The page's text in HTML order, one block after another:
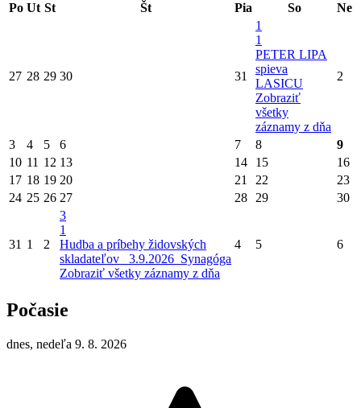
Po Ut St Št Pia So Ne
27 28 29 30 31
1
1
PETER LIPA
spieva
LASICU
Zobraziť
všetky
záznamy z dňa
2
3 4 5 6 7 8
9
10 11 12 13 14 15
16
17 18 19 20 21 22
23
24 25 26 27 28 29 30
31 1 2
3
1
Hudba a príbehy židovských
skladateľov_ 3.9.2026_Synagóga
Zobraziť všetky záznamy z dňa
4 5 6
Počasie
dnes, nedeľa 9. 8. 2026